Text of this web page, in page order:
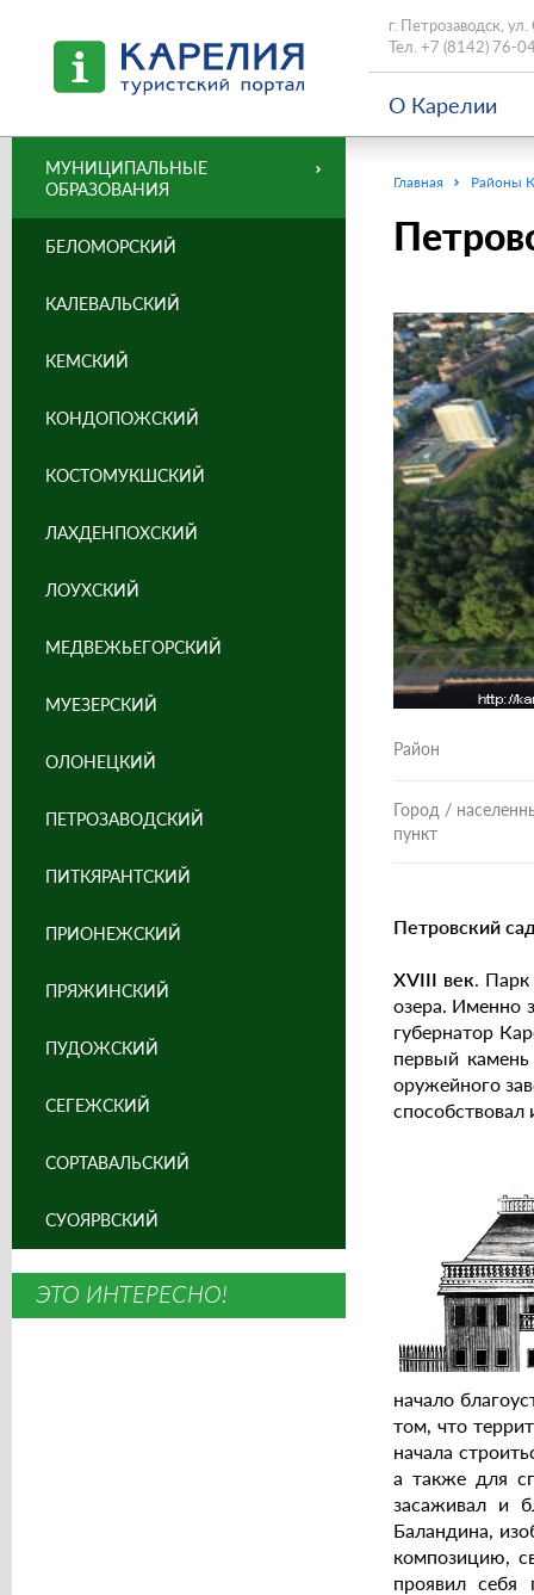
г. Петрозаводск,
Тел. +7 (8142) 76-
О Карелии
Главная Районы
Район
Город /
пункт
Петровский
XVIII век.
озера. Именно
губернатор
первый
оружейного
способствовал
начало
том, что
начала
а также для
засаживал и
Баландина,
композицию,
проявил себя
МУНИЦИПАЛЬНЫЕ
ОБРАЗОВАНИЯ
БЕЛОМОРСКИЙ
КАЛЕВАЛЬСКИЙ
КЕМСКИЙ
КОНДОПОЖСКИЙ
КОСТОМУКШСКИЙ
ЛАХДЕНПОХСКИЙ
ЛОУХСКИЙ
МЕДВЕЖЬЕГОРСКИЙ
МУЕЗЕРСКИЙ
ОЛОНЕЦКИЙ
ПЕТРОЗАВОДСКИЙ
ПИТКЯРАНТСКИЙ
ПРИОНЕЖСКИЙ
ПРЯЖИНСКИЙ
ПУДОЖСКИЙ
СЕГЕЖСКИЙ
СОРТАВАЛЬСКИЙ
СУОЯРВСКИЙ
ЭТО ИНТЕРЕСНО!